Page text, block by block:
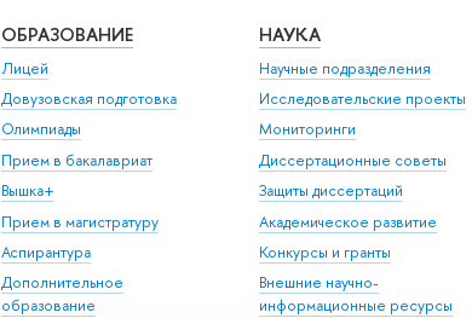
ОБРАЗОВАНИЕ
Лицей
Довузовская подготовка
Олимпиады
Прием в бакалавриат
Вышка+
Прием в магистратуру
Аспирантура
Дополнительное
образование
НАУКА
Научные подразделения
Исследовательские проекты
Мониторинги
Диссертационные советы
Защиты диссертаций
Академическое развитие
Конкурсы и гранты
Внешние научно-
информационные ресурсы